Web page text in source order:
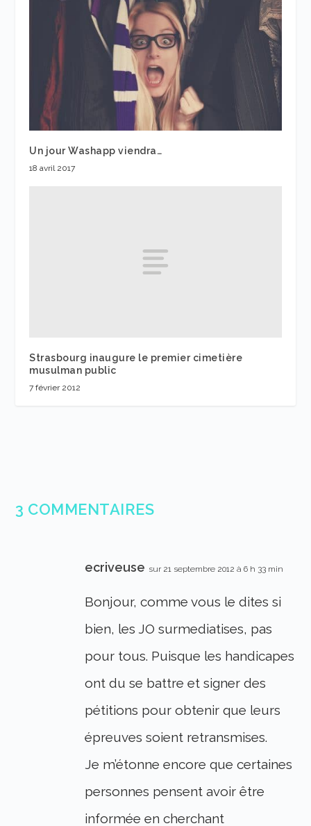
Un jour Washapp viendra…
18 avril 2017
Strasbourg inaugure le premier cimetière
musulman public
7 février 2012
3 COMMENTAIRES
ecriveuse sur 21 septembre 2012 à 6 h 33 min
Bonjour, comme vous le dites si
bien, les JO surmediatises, pas
pour tous. Puisque les handicapes
ont du se battre et signer des
pétitions pour obtenir que leurs
épreuves soient retransmises.
Je m’étonne encore que certaines
personnes pensent avoir être
informée en cherchant